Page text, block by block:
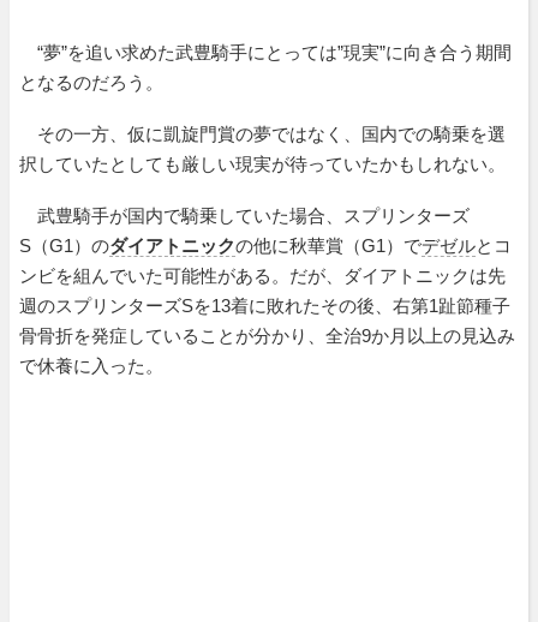
“夢”を追い求めた武豊騎手にとっては”現実”に向き合う期間
となるのだろう。
その一方、仮に凱旋門賞の夢ではなく、国内での騎乗を選
択していたとしても厳しい現実が待っていたかもしれない。
武豊騎手が国内で騎乗していた場合、スプリンターズ
S（G1）のダイアトニックの他に秋華賞（G1）でデゼルとコ
ンビを組んでいた可能性がある。だが、ダイアトニックは先
週のスプリンターズSを13着に敗れたその後、右第1趾節種子
骨骨折を発症していることが分かり、全治9か月以上の見込み
で休養に入った。